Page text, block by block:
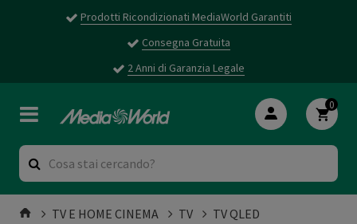
Prodotti Ricondizionati MediaWorld Garantiti
Consegna Gratuita
2 Anni di Garanzia Legale
0
TV E HOME CINEMA TV
TV QLED